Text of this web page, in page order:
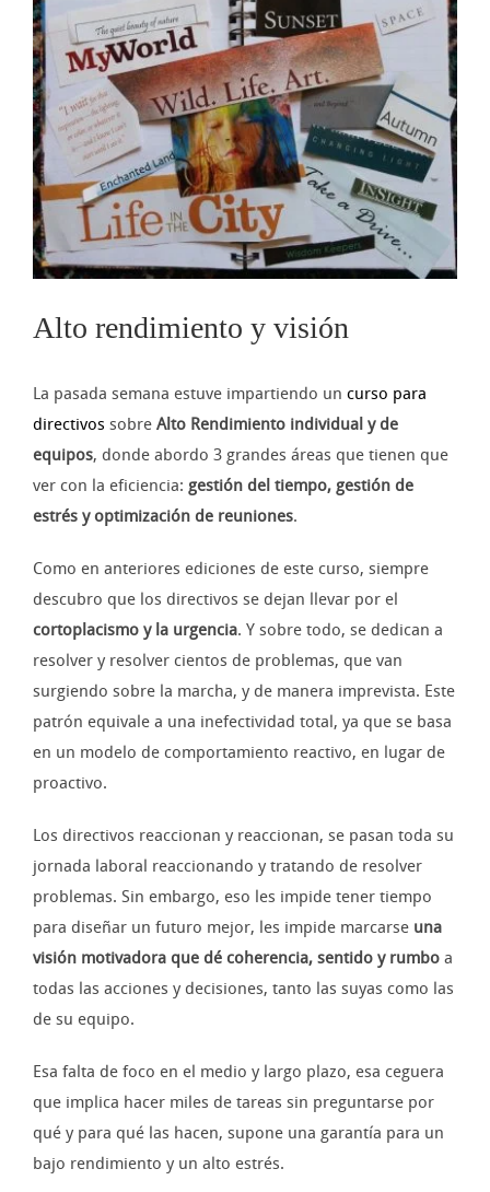
imagen
más
grande
Alto rendimiento y visión
La pasada semana estuve impartiendo un curso para
directivos sobre Alto Rendimiento individual y de
equipos, donde abordo 3 grandes áreas que tienen que
ver con la eficiencia: gestión del tiempo, gestión de
estrés y optimización de reuniones.
Como en anteriores ediciones de este curso, siempre
descubro que los directivos se dejan llevar por el
cortoplacismo y la urgencia. Y sobre todo, se dedican a
resolver y resolver cientos de problemas, que van
surgiendo sobre la marcha, y de manera imprevista. Este
patrón equivale a una inefectividad total, ya que se basa
en un modelo de comportamiento reactivo, en lugar de
proactivo.
Los directivos reaccionan y reaccionan, se pasan toda su
jornada laboral reaccionando y tratando de resolver
problemas. Sin embargo, eso les impide tener tiempo
para diseñar un futuro mejor, les impide marcarse una
visión motivadora que dé coherencia, sentido y rumbo a
todas las acciones y decisiones, tanto las suyas como las
de su equipo.
Esa falta de foco en el medio y largo plazo, esa ceguera
que implica hacer miles de tareas sin preguntarse por
qué y para qué las hacen, supone una garantía para un
bajo rendimiento y un alto estrés.